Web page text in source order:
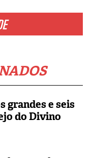
grandes e seis
do Divino